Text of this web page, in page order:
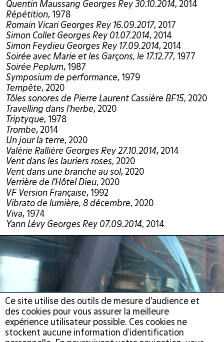
Quentin Maussang Georges Rey 30.10.2014, 2014
Répétition, 1978
Romain Vicari Georges Rey 16.09.2017, 2017
Simon Collet Georges Rey 01.07.2014, 2014
Simon Feydieu Georges Rey 17.09.2014, 2014
Soirée avec Marie et les Garçons, le 17.12.77, 1977
Soirée Peplum, 1987
Symposium de performance, 1979
Tempête, 2020
Tôles sonores de Pierre Laurent Cassière BF15, 2020
Travelling dans l'herbe, 2020
Triptyque, 1978
Trombe, 2014
Un jour la terre, 2020
Valérie Rallière Georges Rey 27.10.2014, 2014
Vent dans les lauriers roses, 2020
Vent dans une branche au sol, 2020
Verrière de l'Hôtel Dieu, 2020
VF Version Française, 1992
Vibrato de lumière, 8 décembre, 2020
Viva, 1974
Yann Lévy Georges Rey 07.09.2014, 2014
Ce site utilise des outils de mesure d'audience et
des cookies pour vous assurer la meilleure
expérience utilisateur possible. Ces cookies ne
stockent aucune information d'identification